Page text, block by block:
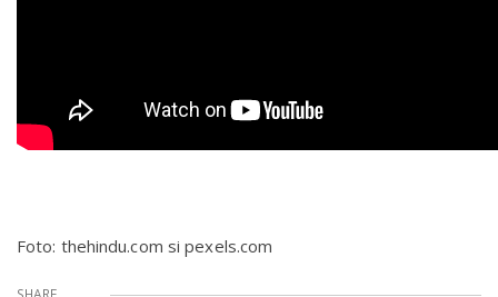
Foto: thehindu.com si pexels.com